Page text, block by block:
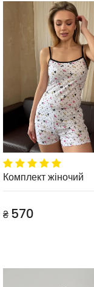
Комплект жіночий
₴ 570